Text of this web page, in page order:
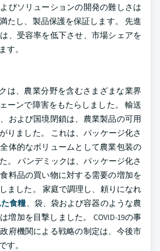
びソリューションの開発の難しさは
たし、製品保護を保証します。 先進
、受容率を低下させ、市場シェアを
す。
は、農業分野を含むさまざまな業界
ーンで障害をもたらしました。 輸送
および国境閉鎖は、農業製品の可用
りました。 これは、パッケージ化さ
体的なボリュームとして農業包装の
。 パンデミックは、パッケージ化さ
料品の買い物に対する需要の増加を
ました。 家庭で調理し、頼りになれ
食糧、袋、袋および容器のような農
増加を目撃しました。 COVID-19の事
府機関による戦略の制定は、今後市
す。